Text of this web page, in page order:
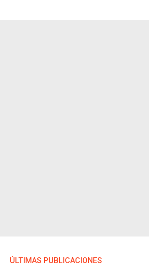
ÚLTIMAS PUBLICACIONES